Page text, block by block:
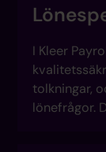
I Kleer
tolkningar,
lönefrågor.